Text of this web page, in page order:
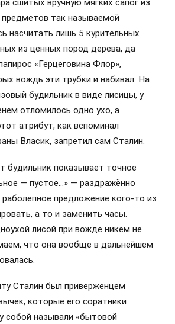
сшитых вручную мягких сапог из
так называемой
насчитать лишь 5 курительных
из ценных пород дерева, да
«Герцеговина Флор»,
вождь эти трубки и набивал. На
будильник в виде лисицы, у
отломилось одно ухо, а
атрибут, как вспоминал
Власик, запретил сам Сталин.
будильник показывает точное
— пустое…» — раздражённо
предложение кого-то из
а то и заменить часы.
лисой при вожде никем не
что она вообще в дальнейшем
Сталин был приверженцем
которые его соратники
называли «бытовой